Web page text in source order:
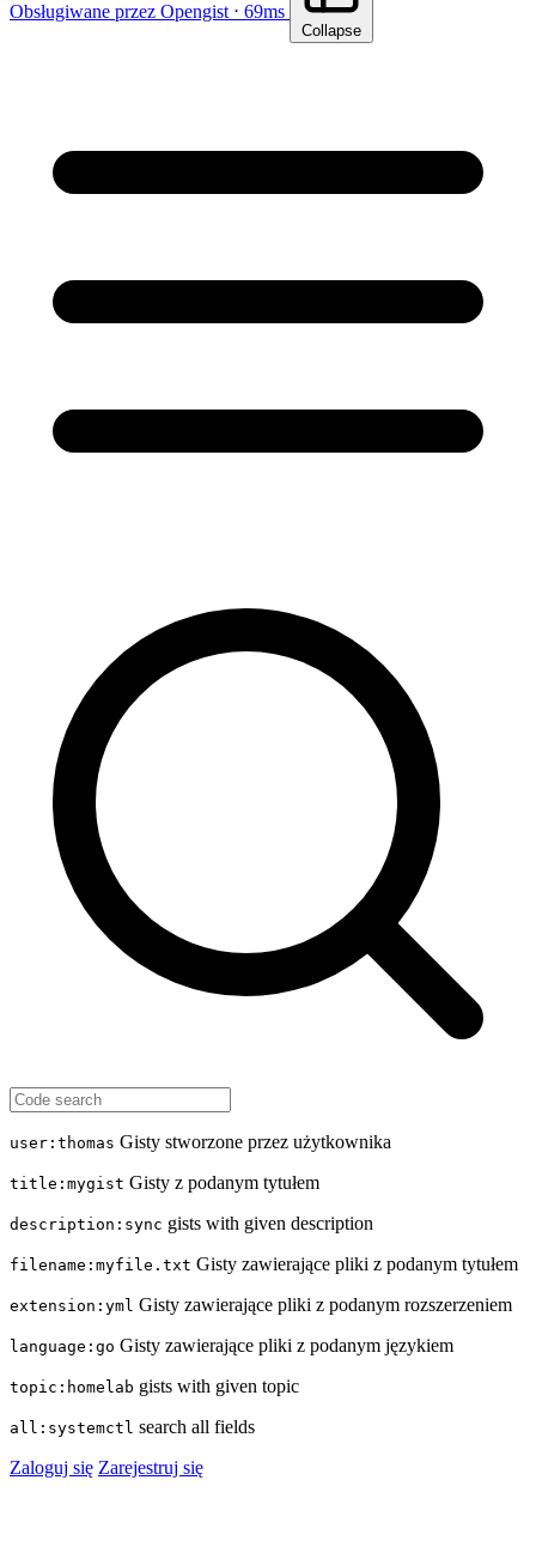
Obsługiwane przez Opengist ⋅ 69ms
Collapse
user:thomas Gisty stworzone przez użytkownika
title:mygist Gisty z podanym tytułem
description:sync gists with given description
filename:myfile.txt Gisty zawierające pliki z podanym tytułem
extension:yml Gisty zawierające pliki z podanym rozszerzeniem
language:go Gisty zawierające pliki z podanym językiem
topic:homelab gists with given topic
all:systemctl search all fields
Zaloguj się Zarejestruj się